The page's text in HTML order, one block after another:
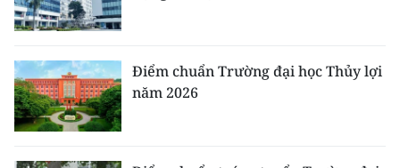
Điểm chuẩn Trường đại học Thủy lợi
năm 2026